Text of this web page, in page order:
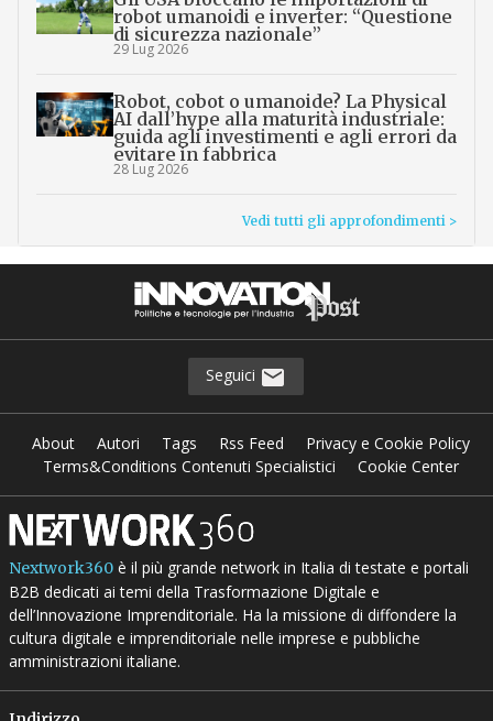
robot umanoidi e inverter: “Questione
di sicurezza nazionale”
29 Lug 2026
Robot, cobot o umanoide? La Physical
AI dall’hype alla maturità industriale:
guida agli investimenti e agli errori da
evitare in fabbrica
28 Lug 2026
Vedi tutti gli approfondimenti >
Seguici
About Autori Tags Rss Feed
Privacy e Cookie Policy
Terms&Conditions Contenuti Specialistici
Cookie Center
Nextwork360è il più grande network in Italia di testate e portali
B2B dedicati ai temi della Trasformazione Digitale e
dell’Innovazione Imprenditoriale. Ha la missione di diffondere la
cultura digitale e imprenditoriale nelle imprese e pubbliche
amministrazioni italiane.